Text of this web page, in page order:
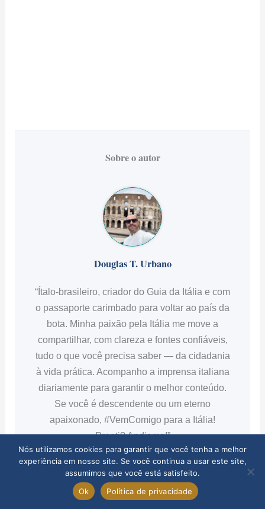
Sobre o autor
Douglas T. Urbano
“Ítalo-brasileiro, criador do Guia da Itália e com
o passaporte carimbado para voltar ao país da
bota. Minha paixão pela Itália me move a
compartilhar, com clareza e fontes confiáveis,
tudo o que você precisa saber — da cidadania
à vida prática. Acompanho a imprensa italiana
diariamente para garantir o melhor conteúdo.
Se você é descendente ou um eterno
apaixonado, #VemComigo para a Itália!
Pronti? Andiamo!”
Nós utilizamos cookies para garantir que você tenha a melhor
experiência em nosso site. Se você continua a usar este site,
assumimos que você está satisfeito.
Ok
Política de privacidade